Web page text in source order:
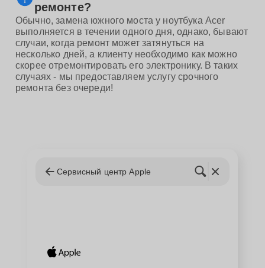
ремонте?
Обычно, замена южного моста у ноутбука Acer
выполняется в течении одного дня, однако, бывают
случаи, когда ремонт может затянуться на
несколько дней, а клиенту необходимо как можно
скорее отремонтировать его электронику. В таких
случаях - мы предоставляем услугу срочного
ремонта без очереди!
Сервисный центр Apple